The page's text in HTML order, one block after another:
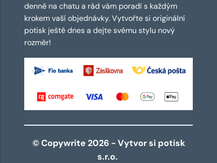
denně na chatu a rád vám poradí s každým
krokem vaší objednávky. Vytvořte si originální
potisk ještě dnes a dejte svému stylu nový
rozměr!
© Copywrite 2026 - Vytvor si potisk
s.r.o.